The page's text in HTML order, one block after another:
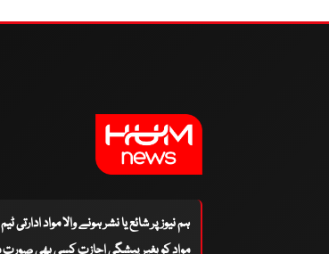
ہم نیوز پر شائع یا نشر ہونے والا مواد